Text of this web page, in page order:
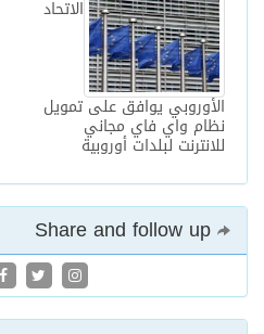
الاتحاد
الأوروبي يوافق على تمويل
نظام واي فاي مجاني
للانترنت لبلدات أوروبية